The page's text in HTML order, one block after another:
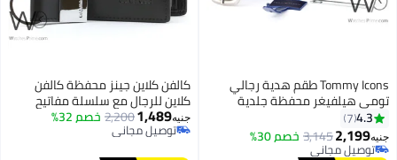
Tommy Icons طقم هدية رجالي
هيلفيغر محفظة جلدية
بني - بني4.3
7
2,199
3,145خصم 30%
توصيل مجاني
كالفن كلاين جينز محفظة كالفن
كلاين للرجال مع سلسلة مفاتيح
1,489
2,200خصم 32%
توصيل مجاني
توصيل مجاني